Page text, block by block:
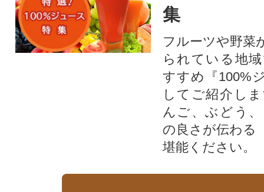
集
フルーツや野菜
られている地
すすめ『100%
してご紹介し
んご、ぶどう
の良さが伝わる
堪能ください。